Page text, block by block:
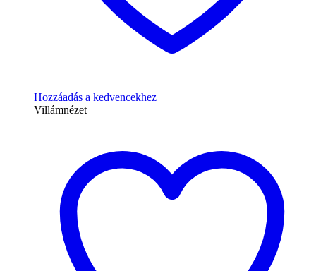
Hozzáadás a kedvencekhez
Villámnézet